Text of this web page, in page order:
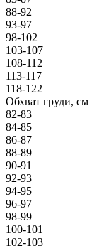
88-92
93-97
98-102
103-107
108-112
113-117
118-122
Обхват груди, см
82-83
84-85
86-87
88-89
90-91
92-93
94-95
96-97
98-99
100-101
102-103